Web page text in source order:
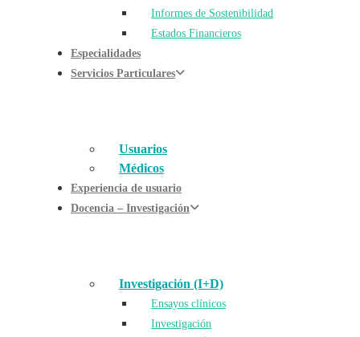
Informes de Sostenibilidad
Estados Financieros
Especialidades
Servicios Particulares
Usuarios
Médicos
Experiencia de usuario
Docencia – Investigación
Investigación (I+D)
Ensayos clínicos
Investigación